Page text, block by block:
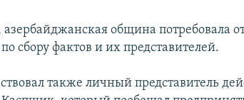
азербайджанская община потребовала
сбору фактов и их представителей.
также личный представитель